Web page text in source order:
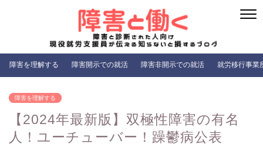
障害を理解する 障害開示での就活 障害非開示での就活 就労移行事業
障害を理解する
【2024年最新版】双極性障害の有名
人！ユーチューバー！躁鬱病公表